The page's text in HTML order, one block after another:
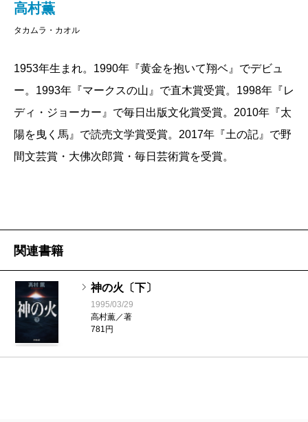
高村薫
タカムラ・カオル
1953年生まれ。1990年『黄金を抱いて翔ベ』でデビュ
ー。1993年『マークスの山』で直木賞受賞。1998年『レ
ディ・ジョーカー』で毎日出版文化賞受賞。2010年『太
陽を曳く馬』で読売文学賞受賞。2017年『土の記』で野
間文芸賞・大佛次郎賞・毎日芸術賞を受賞。
関連書籍
神の火〔下〕
1995/03/29
高村薫／著
781円